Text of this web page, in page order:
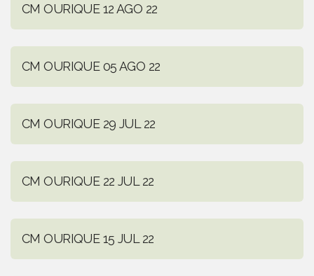
CM OURIQUE 12 AGO 22
CM OURIQUE 05 AGO 22
CM OURIQUE 29 JUL 22
CM OURIQUE 22 JUL 22
CM OURIQUE 15 JUL 22